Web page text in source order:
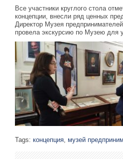
Все участники круглого стола
концепции, внесли ряд ценных
Директор Музея
провела экскурсию по Музею для
Tags: концепция, музей